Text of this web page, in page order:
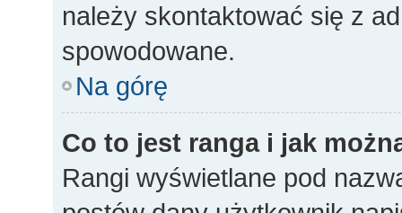
należy skontaktować się z
spowodowane.
Na górę
Co to jest ranga i jak
Rangi wyświetlane pod